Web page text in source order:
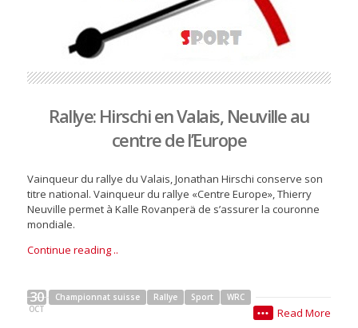
Rallye: Hirschi en Valais, Neuville au
centre de l’Europe
Vainqueur du rallye du Valais, Jonathan Hirschi conserve son
titre national. Vainqueur du rallye «Centre Europe», Thierry
Neuville permet à Kalle Rovanperä de s’assurer la couronne
mondiale.
Continue reading ..
30
OCT
Championnat suisse Rallye Sport WRC
Read More
•••